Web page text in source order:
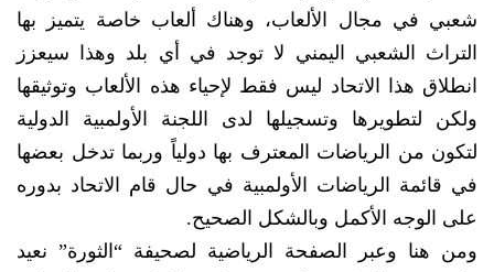
شعبي في مجال الألعاب، وهناك ألعاب خاصة يتميز بها
التراث الشعبي اليمني لا توجد في أي بلد وهذا سيعزز
انطلاق هذا الاتحاد ليس فقط لإحياء هذه الألعاب وتوثيقها
ولكن لتطويرها وتسجيلها لدى اللجنة الأولمبية الدولية
لتكون من الرياضات المعترف بها دولياً وربما تدخل بعضها
في قائمة الرياضات الأولمبية في حال قام الاتحاد بدوره
على الوجه الأكمل وبالشكل الصحيح.
ومن هنا وعبر الصفحة الرياضية لصحيفة “الثورة” نعيد